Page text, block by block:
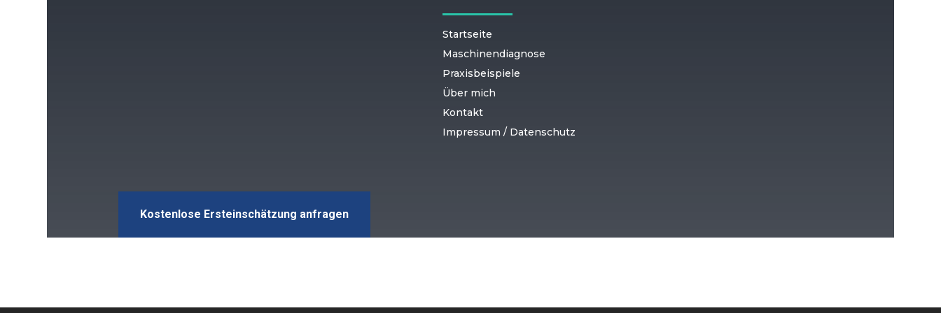
Kostenlose Ersteinschätzung anfragen
Startseite
Maschinendiagnose
Praxisbeispiele
Über mich
Kontakt
Impressum / Datenschutz